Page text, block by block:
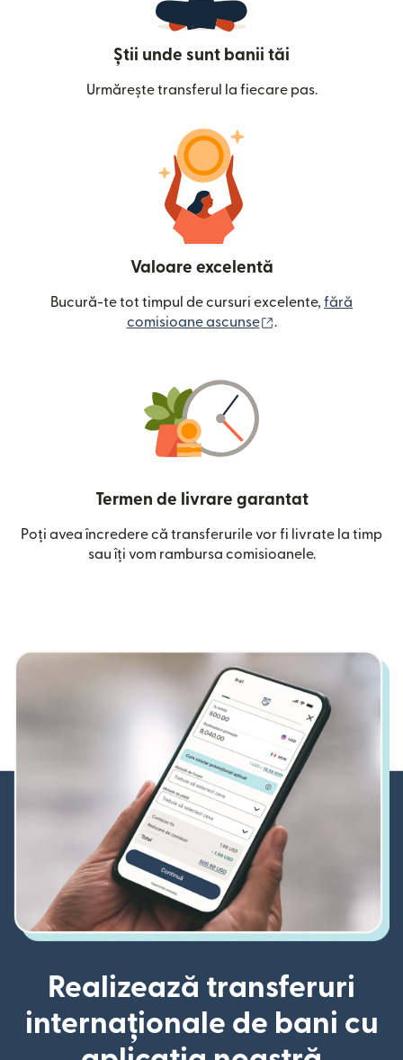
Știi unde sunt banii tăi
Urmărește transferul la fiecare pas.
Valoare excelentă
Bucură-te tot timpul de cursuri excelente, fără
comisioane ascunse
.
Termen de livrare garantat
Poți avea încredere că transferurile vor fi livrate la timp
sau îți vom rambursa comisioanele.
Realizează transferuri
internaționale de bani cu